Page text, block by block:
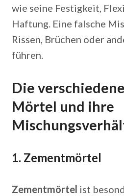
wie seine Festigkeit,
Haftung. Eine falsche
Rissen, Brüchen oder
führen.
Die
Mörtel und ihre
1. Zementmörtel
Zementmörtel ist